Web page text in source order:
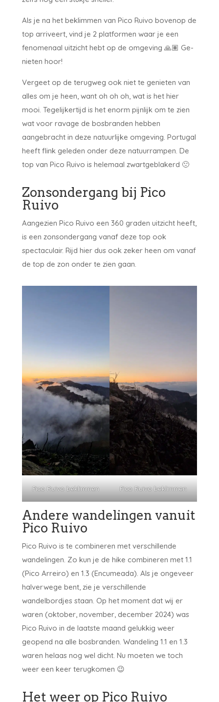
Als je na het beklimmen van Pico Ruivo bovenop de
top arriveert, vind je 2 platformen waar je een
fenomenaal uitzicht hebt op de omgeving 🙏🏽 Ge-
nieten hoor!
Vergeet op de terugweg ook niet te genieten van
alles om je heen, want oh oh oh, wat is het hier
mooi. Tegelijkertijd is het enorm pijnlijk om te zien
wat voor ravage de bosbranden hebben
aangebracht in deze natuurlijke omgeving. Portugal
heeft flink geleden onder deze natuurrampen. De
top van Pico Ruivo is helemaal zwartgeblakerd 🙁
Zonsondergang bij Pico
Ruivo
Aangezien Pico Ruivo een 360 graden uitzicht heeft,
is een zonsondergang vanaf deze top ook
spectaculair. Rijd hier dus ook zeker heen om vanaf
de top de zon onder te zien gaan.
Pico Ruivo beklimmen Pico Ruivo beklimmen
Andere wandelingen vanuit
Pico Ruivo
Pico Ruivo is te combineren met verschillende
wandelingen. Zo kun je de hike combineren met 1.1
(Pico Arreiro) en 1.3 (Encumeada). Als je ongeveer
halverwege bent, zie je verschillende
wandelbordjes staan. Op het moment dat wij er
waren (oktober, november, december 2024) was
Pico Ruivo in de laatste maand gelukkig weer
geopend na alle bosbranden. Wandeling 1.1 en 1.3
waren helaas nog wel dicht. Nu moeten we toch
weer een keer terugkomen 😉
Het weer op Pico Ruivo